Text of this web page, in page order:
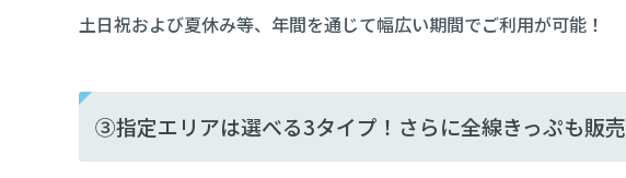
土日祝および夏休み等、年間を通じて幅広い期間でご利用が可能！
③指定エリアは選べる3タイプ！さらに全線きっぷも販売